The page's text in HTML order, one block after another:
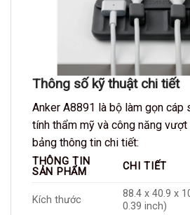
Thông số kỹ thuật chi tiết
Anker A8891 là bộ làm gọn cáp
tính thẩm mỹ và công năng
bảng thông tin chi tiết:
THÔNG TIN
SẢN PHẨM
CHI TIẾT
Kích thước
88.4 x 40.9 x
0.39 inch)